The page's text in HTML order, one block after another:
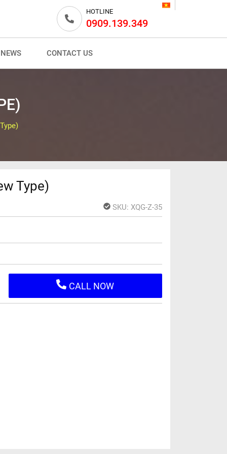
HOTLINE
0909.139.349
NEWS CONTACT US
Type)
SKU: XQG-Z-35
CALL NOW